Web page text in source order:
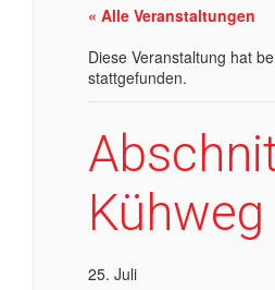
« Alle Veranstaltungen
Diese Veranstaltung hat
stattgefunden.
Kühweg
25. Juli